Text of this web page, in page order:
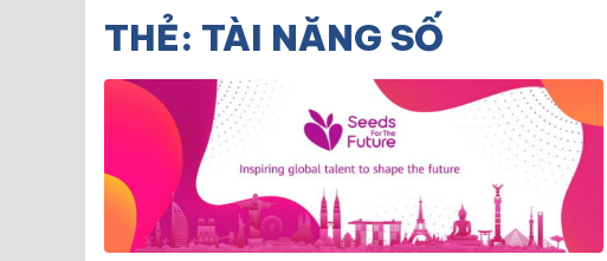
THẺ: TÀI NĂNG SỐ